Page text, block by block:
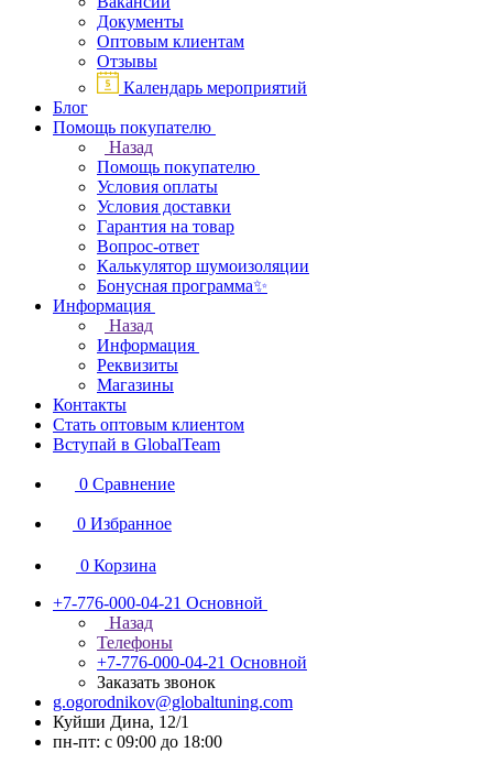
Документы
Оптовым клиентам
Отзывы
Календарь мероприятий
Блог
Помощь покупателю
Назад
Помощь покупателю
Условия оплаты
Условия доставки
Гарантия на товар
Вопрос-ответ
Калькулятор шумоизоляции
Бонусная программа✨
Информация
Назад
Информация
Реквизиты
Магазины
Контакты
Стать оптовым клиентом
Вступай в GlobalTeam
0 Сравнение
0 Избранное
0 Корзина
+7-776-000-04-21 Основной
Назад
Телефоны
+7-776-000-04-21 Основной
Заказать звонок
g.ogorodnikov@globaltuning.com
Куйши Дина, 12/1
пн-пт: с 09:00 до 18:00